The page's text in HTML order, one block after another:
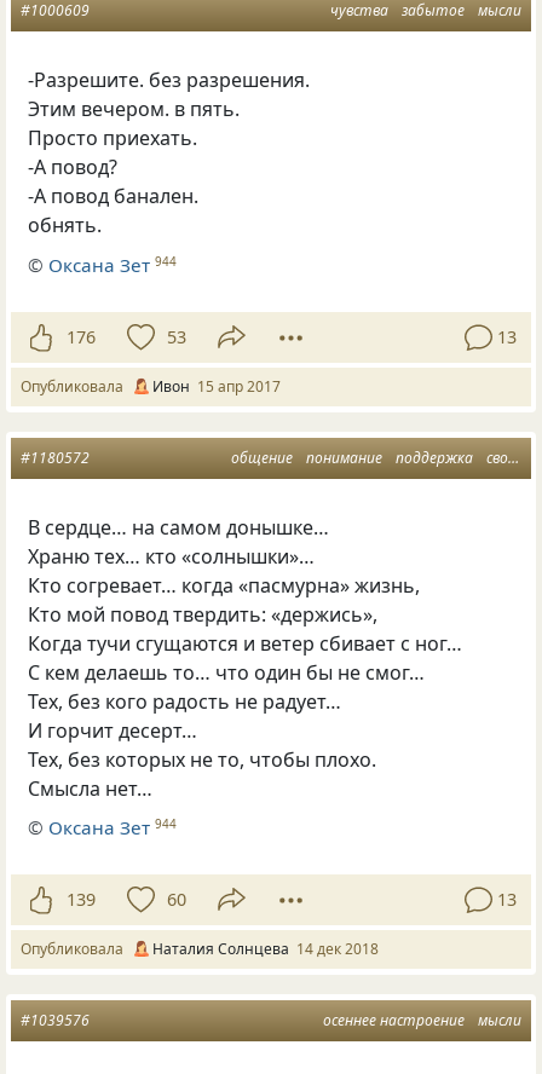
чувства забытое мысли
#1000609
-Разрешите. без разрешения.
Этим вечером. в пять.
Просто приехать.
-А повод?
-А повод банален.
обнять.
© Оксана Зет 944
176 53 13
Опубликовала Ивон 15 апр 2017
общение понимание поддержка свои люди
#1180572
В сердце… на самом донышке…
Храню тех… кто «солнышки»…
Кто согревает… когда «пасмурна» жизнь,
Кто мой повод твердить: «держись»,
Когда тучи сгущаются и ветер сбивает с ног…
С кем делаешь то… что один бы не смог…
Тех, без кого радость не радует…
И горчит десерт…
Тех, без которых не то, чтобы плохо.
Смысла нет…
© Оксана Зет 944
139 60 13
Опубликовала Наталия Солнцева 14 дек 2018
осеннее настроение мысли
#1039576